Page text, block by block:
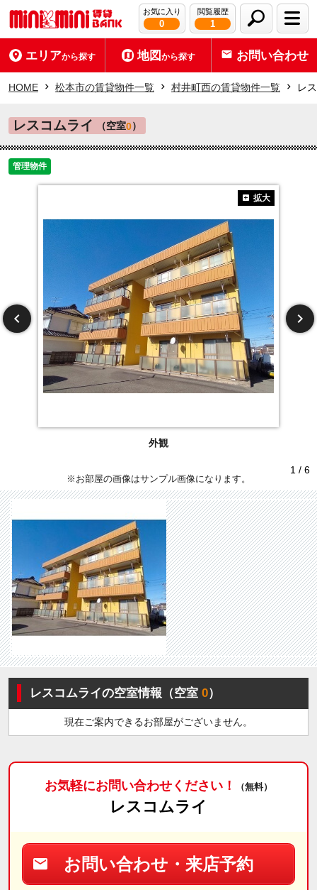
お気に入り
0
閲覧履歴
1
エリアから探す 地図から探す お問い合わせ
HOME 松本市の賃貸物件一覧 村井町西の賃貸物件一覧 レ
レスコムライ （空室0）
管理物件
外観
拡大
1 / 6
※お部屋の画像はサンプル画像になります。
レスコムライの空室情報（空室0）
現在ご案内できるお部屋がございません。
お気軽にお問い合わせください！ （無料）
レスコムライ
お問い合わせ・来店予約